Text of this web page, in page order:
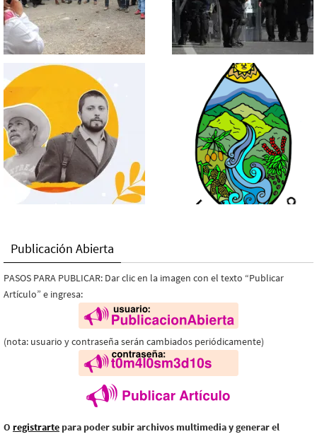
Publicación Abierta
PASOS PARA PUBLICAR: Dar clic en la imagen con el texto “Publicar
Artículo” e ingresa:
(nota: usuario y contraseña serán cambiados periódicamente)
O registrarte para poder subir archivos multimedia y generar el